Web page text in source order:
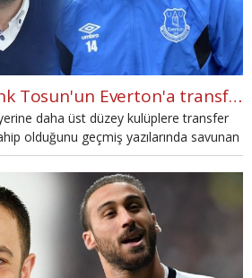
Uğur Meleke: "Cenk Tosun'un Everton'a transferine karşı çıkma sebebim..."
daha üst düzey kulüplere transfer
olduğunu geçmiş yazılarında savunan
yeniden kalemine aldı.